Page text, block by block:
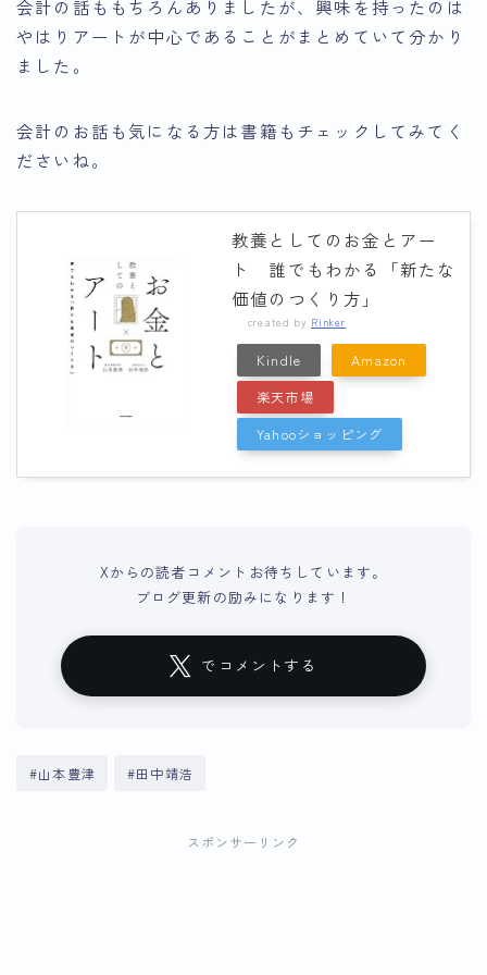
会計の話ももちろんありましたが、興味を持ったのは
やはりアートが中心であることがまとめていて分かり
ました。
会計のお話も気になる方は書籍もチェックしてみてく
ださいね。
教養としてのお金とアー
ト 誰でもわかる「新たな
価値のつくり方」
created by Rinker
Kindle
Amazon
楽天市場
Yahooショッピング
Xからの読者コメントお待ちしています。
ブログ更新の励みになります！
でコメントする
#山本豊津 #田中靖浩
スポンサーリンク